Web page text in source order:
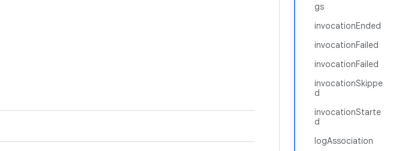
gs
invocationEnded
invocationFailed
invocationFailed
invocationSkippe
d
invocationStarte
d
logAssociation